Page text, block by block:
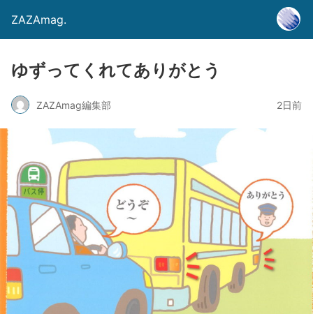
ZAZAmag.
ゆずってくれてありがとう
ZAZAmag編集部 2日前